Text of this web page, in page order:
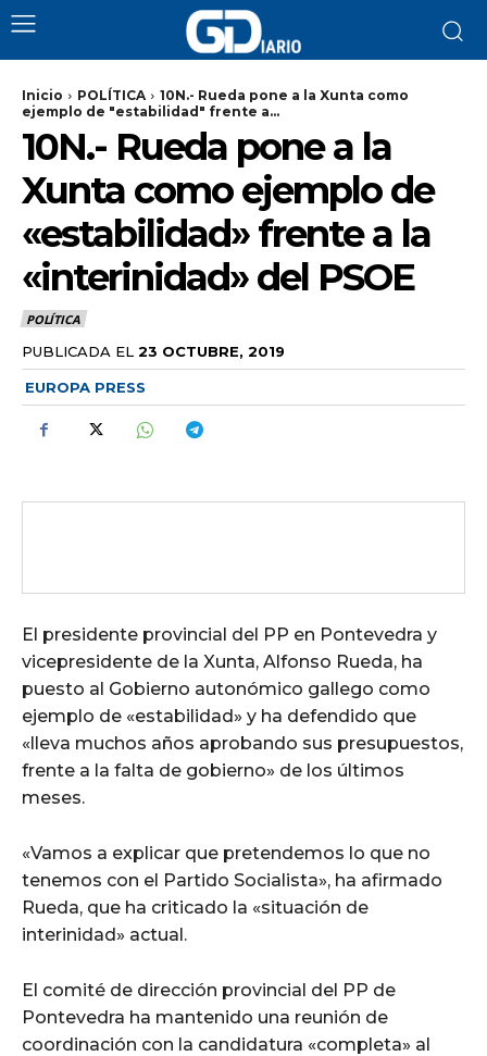
Inicio POLÍTICA
10N.- Rueda pone a la Xunta como
ejemplo de "estabilidad" frente a...
10N.- Rueda pone a la
Xunta como ejemplo de
«estabilidad» frente a la
«interinidad» del PSOE
POLÍTICA
PUBLICADA EL 23 OCTUBRE, 2019
EUROPA PRESS
El presidente provincial del PP en Pontevedra y
vicepresidente de la Xunta, Alfonso Rueda, ha
puesto al Gobierno autonómico gallego como
ejemplo de «estabilidad» y ha defendido que
«lleva muchos años aprobando sus presupuestos,
frente a la falta de gobierno» de los últimos
meses.
«Vamos a explicar que pretendemos lo que no
tenemos con el Partido Socialista», ha afirmado
Rueda, que ha criticado la «situación de
interinidad» actual.
El comité de dirección provincial del PP de
Pontevedra ha mantenido una reunión de
coordinación con la candidatura «completa» al